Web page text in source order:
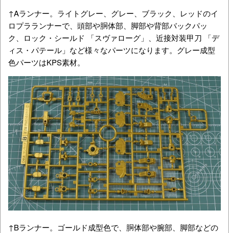
↑Aランナー。ライトグレー、グレー、ブラック、レッドのイ
ロプラランナーで、頭部や胴体部、脚部や背部バックパッ
ク、ロック・シールド 「スヴァローグ」、近接対装甲刀 「デ
ィス・パテール」など様々なパーツになります。グレー成型
色パーツはKPS素材。
↑Bランナー。ゴールド成型色で、胴体部や腕部、脚部などの